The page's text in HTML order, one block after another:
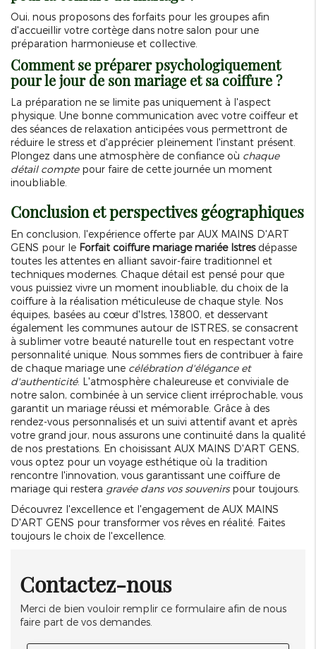
Oui, nous proposons des forfaits pour les groupes afin
d'accueillir votre cortège dans notre salon pour une
préparation harmonieuse et collective.
Comment se préparer psychologiquement
pour le jour de son mariage et sa coiffure ?
La préparation ne se limite pas uniquement à l'aspect
physique. Une bonne communication avec votre coiffeur et
des séances de relaxation anticipées vous permettront de
réduire le stress et d'apprécier pleinement l'instant présent.
Plongez dans une atmosphère de confiance où chaque
détail comptepour faire de cette journée un moment
inoubliable.
Conclusion et perspectives géographiques
En conclusion, l'expérience offerte par AUX MAINS D'ART
GENS pour le Forfait coiffure mariage mariée Istresdépasse
toutes les attentes en alliant savoir-faire traditionnel et
techniques modernes. Chaque détail est pensé pour que
vous puissiez vivre un moment inoubliable, du choix de la
coiffure à la réalisation méticuleuse de chaque style. Nos
équipes, basées au cœur d'Istres, 13800, et desservant
également les communes autour de ISTRES, se consacrent
à sublimer votre beauté naturelle tout en respectant votre
personnalité unique. Nous sommes fiers de contribuer à faire
de chaque mariage une célébration d'élégance et
d'authenticité. L'atmosphère chaleureuse et conviviale de
notre salon, combinée à un service client irréprochable, vous
garantit un mariage réussi et mémorable. Grâce à des
rendez-vous personnalisés et un suivi attentif avant et après
votre grand jour, nous assurons une continuité dans la qualité
de nos prestations. En choisissant AUX MAINS D'ART GENS,
vous optez pour un voyage esthétique où la tradition
rencontre l'innovation, vous garantissant une coiffure de
mariage qui restera gravée dans vos souvenirspour toujours.
Découvrez l'excellence et l'engagement de AUX MAINS
D'ART GENS pour transformer vos rêves en réalité. Faites
toujours le choix de l'excellence.
Contactez-nous
Merci de bien vouloir remplir ce formulaire afin de nous
faire part de vos demandes.